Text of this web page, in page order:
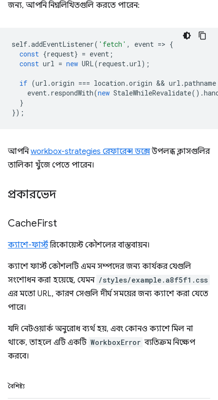
জন্য, আপনি নিম্নলিখিতগুলি করতে পারেন:
self.addEventListener( 'fetch' , event => {
const {request} = event ;
const url = new URL(request .url );
if (url .origin === location .origin && url .pathname
event . respondWith(new StaleWhileRevalidate().
}
});
আপনিworkbox-strategies রেফারেন্স ডক্সেউপলব্ধ ক্লাসগুলির
তালিকা খুঁজে পেতে পারেন।
প্রকারভেদ
CacheFirst
ক্যাশে-ফার্স্টরিকোয়েস্ট কৌশলের বাস্তবায়ন।
ক্যাশে ফার্স্ট কৌশলটি এমন সম্পদের জন্য কার্যকর যেগুলি
সংশোধন করা হয়েছে, যেমন /styles/example.a8f5f1.css
এর মতো URL, কারণ সেগুলি দীর্ঘ সময়ের জন্য ক্যাশে করা যেতে
পারে।
যদি নেটওয়ার্ক অনুরোধ ব্যর্থ হয়, এবং কোনও ক্যাশে মিল না
থাকে, তাহলে এটি একটি WorkboxError ব্যতিক্রম নিক্ষেপ
করবে।
বৈশিষ্ট্য